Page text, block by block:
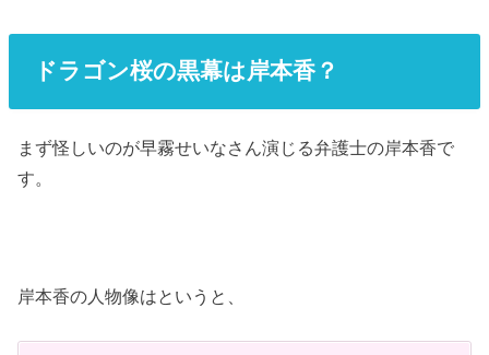
ドラゴン桜の黒幕は岸本香？
まず怪しいのが早霧せいなさん演じる弁護士の岸本香で
す。
岸本香の人物像はというと、